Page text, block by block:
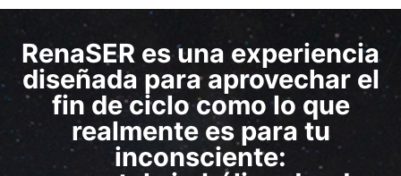
RenaSER es una experiencia
diseñada para aprovechar el
fin de ciclo como lo que
realmente es para tu
inconsciente: